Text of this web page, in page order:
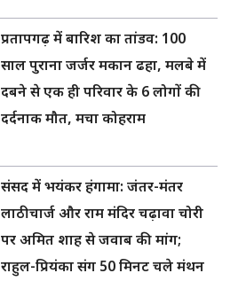
प्रतापगढ़ में बारिश का तांडव: 100
साल पुराना जर्जर मकान ढहा, मलबे में
दबने से एक ही परिवार के 6 लोगों की
दर्दनाक मौत, मचा कोहराम
संसद में भयंकर हंगामा: जंतर-मंतर
लाठीचार्ज और राम मंदिर चढ़ावा चोरी
पर अमित शाह से जवाब की मांग;
राहुल-प्रियंका संग 50 मिनट चले मंथन